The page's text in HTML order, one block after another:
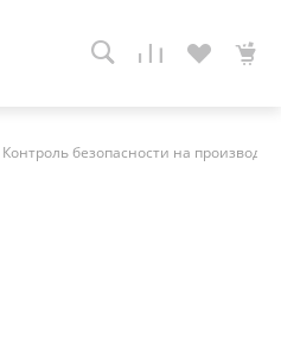
Контроль безопасности на